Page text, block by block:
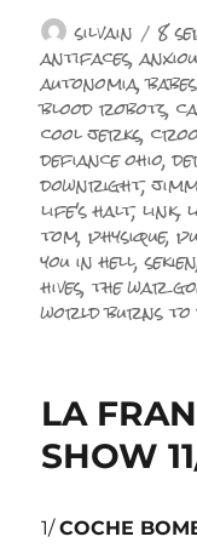
Auteur
silvain
le
8
antifaces,
autonomia,
blood robots,
cool jerks,
defiance ohio,
downright,
life's halt,link,
tom,physique,
you in hell,sekien
hives,the war
world burns to
LA
SHOW
1/COCHE